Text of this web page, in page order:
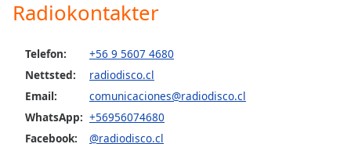
Color
Opacity
Background
Color
Radiokontakter
Telefon:
+56 9 5607 4680
Nettsted:
radiodisco.cl
Email:
comunicaciones@radiodisco.cl
WhatsApp: +56956074680
Facebook:
@radiodisco.cl